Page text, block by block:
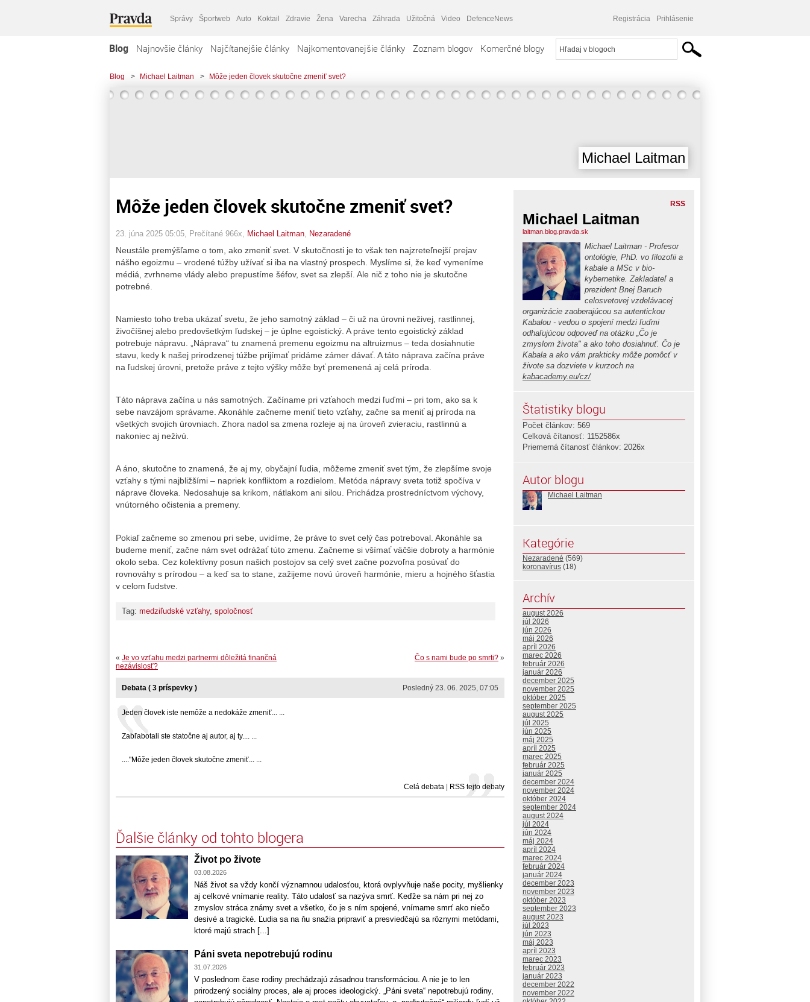
Správy Športweb Auto Koktail Zdravie Žena Varecha Záhrada Užitočná Video DefenceNews Registrácia Prihlásenie
Blog Najnovšie články Najčítanejšie články Najkomentovanejšie články Zoznam blogov Komerčné blogy
Blog > Michael Laitman > Môže jeden človek skutočne zmeniť svet?
Michael Laitman
Môže jeden človek skutočne zmeniť svet?
23. júna 2025 05:05 , Prečítané 966x, Michael Laitman Nezaradené
Neustále premýšľame o tom, ako zmeniť svet. V skutočnosti je to však ten najzreteľnejší prejav
nášho egoizmu – vrodené túžby užívať si iba na vlastný prospech. Myslíme si, že keď vymeníme
médiá, zvrhneme vlády alebo prepustíme šéfov, svet sa zlepší. Ale nič z toho nie je skutočne
potrebné.
Namiesto toho treba ukázať svetu, že jeho samotný základ – či už na úrovni neživej, rastlinnej,
živočíšnej alebo predovšetkým ľudskej – je úplne egoistický. A práve tento egoistický základ
potrebuje nápravu. „Náprava“ tu znamená premenu egoizmu na altruizmus – teda dosiahnutie
stavu, kedy k našej prirodzenej túžbe prijímať pridáme zámer dávať. A táto náprava začína práve
na ľudskej úrovni, pretože práve z tejto výšky môže byť premenená aj celá príroda.
Táto náprava začína u nás samotných. Začíname pri vzťahoch medzi ľuďmi – pri tom, ako sa k
sebe navzájom správame. Akonáhle začneme meniť tieto vzťahy, začne sa meniť aj príroda na
všetkých svojich úrovniach. Zhora nadol sa zmena rozleje aj na úroveň zvieraciu, rastlinnú a
nakoniec aj neživú.
A áno, skutočne to znamená, že aj my, obyčajní ľudia, môžeme zmeniť svet tým, že zlepšíme svoje
vzťahy s tými najbližšími – napriek konfliktom a rozdielom. Metóda nápravy sveta totiž spočíva v
náprave človeka. Nedosahuje sa krikom, nátlakom ani silou. Prichádza prostredníctvom výchovy,
vnútorného očistenia a premeny.
Pokiaľ začneme so zmenou pri sebe, uvidíme, že práve to svet celý čas potreboval. Akonáhle sa
budeme meniť, začne nám svet odrážať túto zmenu. Začneme si všímať väčšie dobroty a harmónie
okolo seba. Cez kolektívny posun našich postojov sa celý svet začne pozvoľna posúvať do
rovnováhy s prírodou – a keď sa to stane, zažijeme novú úroveň harmónie, mieru a hojného šťastia
v celom ľudstve.
Tag: medziľudské vzťahy, spoločnosť
Čo s nami bude po smrti? »
« Je vo vzťahu medzi partnermi dôležitá finančná
nezávislosť?
Posledný 23. 06. 2025, 07:05
Debata ( 3 príspevky )
Jeden človek iste nemôže a nedokáže zmeniť... ...
Zabľabotali ste statočne aj autor, aj ty.... ...
...."Môže jeden človek skutočne zmeniť... ...
Celá debata | RSS tejto debaty
Ďalšie články od tohto blogera
Život po živote
03.08.2026
Náš život sa vždy končí významnou udalosťou, ktorá ovplyvňuje naše pocity, myšlienky
aj celkové vnímanie reality. Táto udalosť sa nazýva smrť. Keďže sa nám pri nej zo
zmyslov stráca známy svet a všetko, čo je s ním spojené, vnímame smrť ako niečo
desivé a tragické. Ľudia sa na ňu snažia pripraviť a presviedčajú sa rôznymi metódami,
ktoré majú strach [...]
Páni sveta nepotrebujú rodinu
31.07.2026
V poslednom čase rodiny prechádzajú zásadnou transformáciou. A nie je to len
prirodzený sociálny proces, ale aj proces ideologický. „Páni sveta“ nepotrebujú rodiny,
RSS
Michael Laitman
laitman.blog.pravda.sk
Michael Laitman - Profesor
ontológie, PhD. vo filozofii a
kabale a MSc v bio-
kybernetike. Zakladateľ a
prezident Bnej Baruch
celosvetovej vzdelávacej
organizácie zaoberajúcou sa autentickou
Kabalou - vedou o spojení medzi ľuďmi
odhaľujúcou odpoveď na otázku „Čo je
zmyslom života" a ako toho dosiahnuť. Čo je
Kabala a ako vám prakticky môže pomôcť v
živote sa dozviete v kurzoch na
kabacademy.eu/cz/
Štatistiky blogu
Počet článkov: 569
Celková čítanosť: 1152586x
Priemerná čítanosť článkov: 2026x
Autor blogu
Michael Laitman
Kategórie
Nezaradené (569)
koronavírus (18)
Archív
august 2026
júl 2026
jún 2026
máj 2026
apríl 2026
marec 2026
február 2026
január 2026
december 2025
november 2025
október 2025
september 2025
august 2025
júl 2025
jún 2025
máj 2025
apríl 2025
marec 2025
február 2025
január 2025
december 2024
november 2024
október 2024
september 2024
august 2024
júl 2024
jún 2024
máj 2024
apríl 2024
marec 2024
február 2024
január 2024
december 2023
november 2023
október 2023
september 2023
august 2023
júl 2023
jún 2023
máj 2023
apríl 2023
marec 2023
február 2023
január 2023
december 2022
november 2022